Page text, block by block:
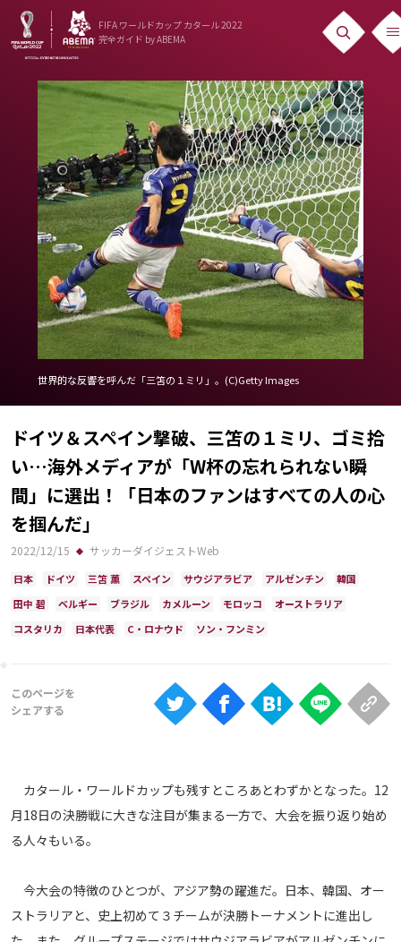
FIFA ワールドカップ カタール 2022
完全ガイド by ABEMA
ニュース
News
出場国
Teams
日本代表
Team Japan
日程・結果
Schedule
ランキング
大会について
視聴方法
ABEMAの視聴について
Web
メディアアライアンス
世界的な反響を呼んだ「三笘の１ミリ」。(C)Getty Images
ドイツ＆スペイン撃破、三笘の１ミリ、ゴミ拾
い…海外メディアが「W杯の忘れられない瞬
間」に選出！「日本のファンはすべての人の心
を掴んだ」
2022/12/15 サッカーダイジェストWeb
日本 ドイツ 三笘 薫 スペイン サウジアラビア アルゼンチン
韓国
田中 碧
ベルギー ブラジル カメルーン モロッコ
オーストラリア
コスタリカ
日本代表 C・ロナウド ソン・フンミン
カタール・ワールドカップも残すところあとわずかとなった。12
月18日の決勝戦に大きな注目が集まる一方で、大会を振り返り始め
る人々もいる。
今大会の特徴のひとつが、アジア勢の躍進だ。日本、韓国、オー
ストラリアと、史上初めて３チームが決勝トーナメントに進出し